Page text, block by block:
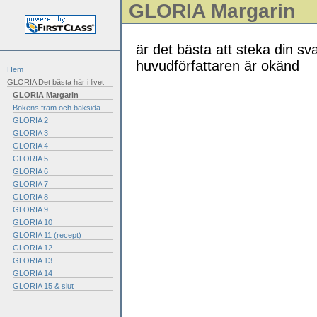
Hem
GLORIA Det bästa här i livet
GLORIA Margarin
Bokens fram och baksida
GLORIA 2
GLORIA 3
GLORIA 4
GLORIA 5
GLORIA 6
GLORIA 7
GLORIA 8
GLORIA 9
GLORIA 10
GLORIA 11 (recept)
GLORIA 12
GLORIA 13
GLORIA 14
GLORIA 15 & slut
GLORIA Margarin
är det bästa att steka din
huvudförfattaren är okänd